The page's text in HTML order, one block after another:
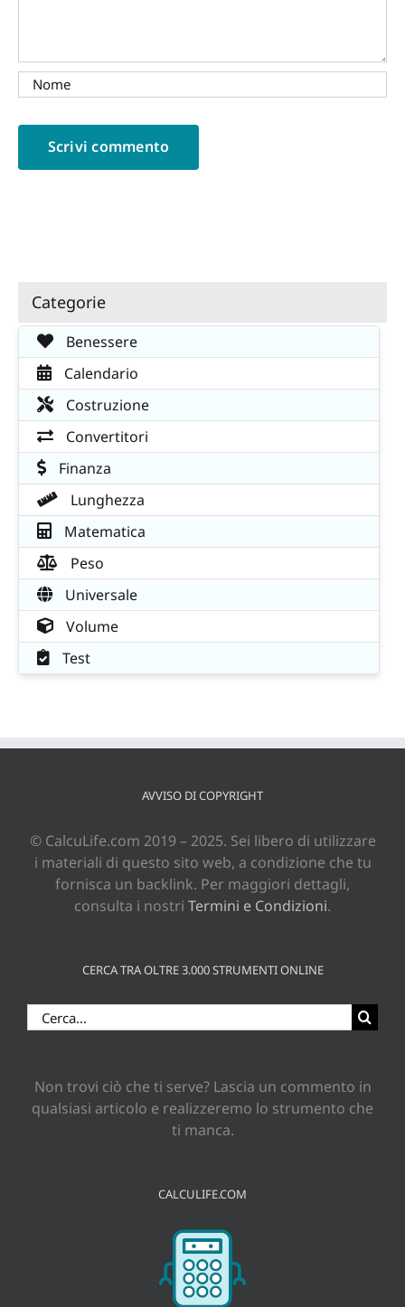
Categorie
Benessere
Calendario
Costruzione
Convertitori
Finanza
Lunghezza
Matematica
Peso
Universale
Volume
Test
AVVISO DI COPYRIGHT
© CalcuLife.com 2019 – 2025. Sei libero di utilizzare
i materiali di questo sito web, a condizione che tu
fornisca un backlink. Per maggiori dettagli,
consulta i nostri Termini e Condizioni.
CERCA TRA OLTRE 3.000 STRUMENTI ONLINE
Cerca
per:
Non trovi ciò che ti serve? Lascia un commento in
qualsiasi articolo e realizzeremo lo strumento che
ti manca.
CALCULIFE.COM